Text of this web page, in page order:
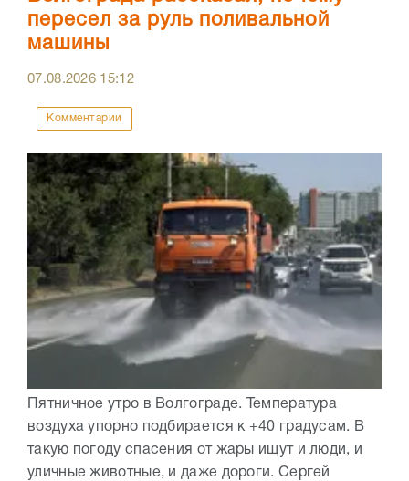
пересел за руль поливальной
машины
07.08.2026 15:12
Комментарии
Пятничное утро в Волгограде. Температура
воздуха упорно подбирается к +40 градусам. В
такую погоду спасения от жары ищут и люди, и
уличные животные, и даже дороги. Сергей